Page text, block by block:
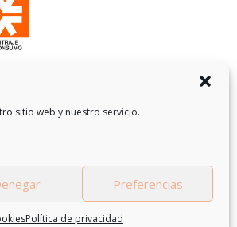
sitio web y nuestro servicio.
Preferencias
Política de privacidad